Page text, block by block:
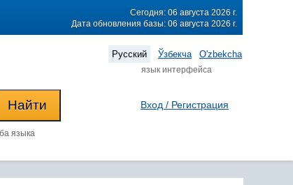
Сегодня: 06 августа 2026 г.
Дата обновления базы: 06 августа 2026 г.
Русский Ўзбекча O'zbekcha
язык интерфейса
языка
Вход / Регистрация